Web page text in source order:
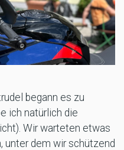
begann es zu
ich natürlich die
Wir warteten etwas
unter dem wir schützend